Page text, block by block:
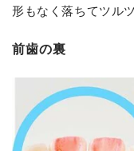
形もなく落ちてツル
前歯の裏